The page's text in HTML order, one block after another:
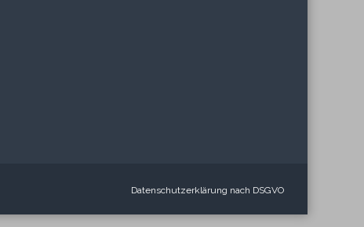
Datenschutzerklärung nach DSGVO